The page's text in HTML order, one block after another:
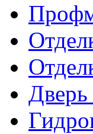
Дверь